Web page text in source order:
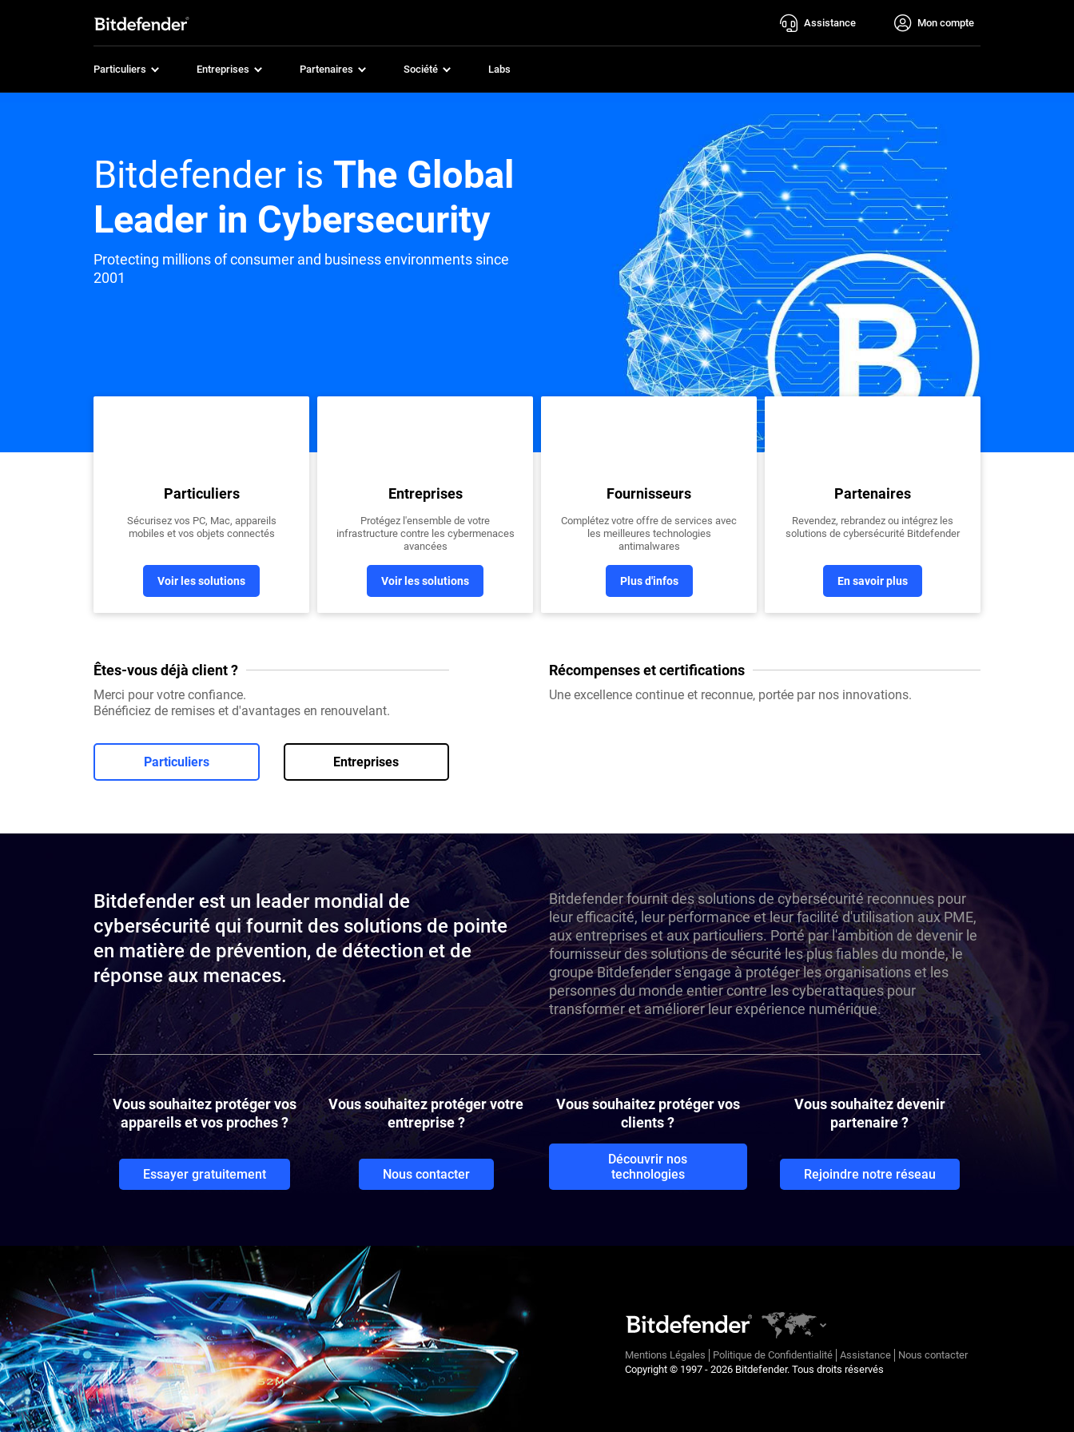
Assistance Mon compte
Particuliers Entreprises Partenaires Société Labs
Bitdefender is The Global
Leader in Cybersecurity
Protecting millions of consumer and business environments since
2001
Particuliers
Sécurisez vos PC, Mac, appareils
mobiles et vos objets connectés
Voir les solutions
Entreprises
Protégez l'ensemble de votre
infrastructure contre les cybermenaces
avancées
Voir les solutions
Fournisseurs
Complétez votre offre de services avec
les meilleures technologies
antimalwares
Plus d'infos
Partenaires
Revendez, rebrandez ou intégrez les
solutions de cybersécurité Bitdefender
En savoir plus
Êtes-vous déjà client ?
Merci pour votre confiance.
Bénéficiez de remises et d'avantages en renouvelant.
Particuliers Entreprises
Récompenses et certifications
Une excellence continue et reconnue, portée par nos innovations.
Bitdefender est un leader mondial de
cybersécurité qui fournit des solutions de pointe
en matière de prévention, de détection et de
réponse aux menaces.
Bitdefender fournit des solutions de cybersécurité reconnues pour
leur efficacité, leur performance et leur facilité d'utilisation aux PME,
aux entreprises et aux particuliers. Porté par l'ambition de devenir le
fournisseur des solutions de sécurité les plus fiables du monde, le
groupe Bitdefender s'engage à protéger les organisations et les
personnes du monde entier contre les cyberattaques pour
transformer et améliorer leur expérience numérique.
Vous souhaitez protéger vos
appareils et vos proches ?
Essayer gratuitement
Vous souhaitez protéger votre
entreprise ?
Nous contacter
Vous souhaitez protéger vos
clients ?
Découvrir nos
technologies
Vous souhaitez devenir
partenaire ?
Rejoindre notre réseau
Mentions Légales Politique de Confidentialité Assistance
Nous contacter
Copyright © 1997 - 2026 Bitdefender. Tous droits réservés